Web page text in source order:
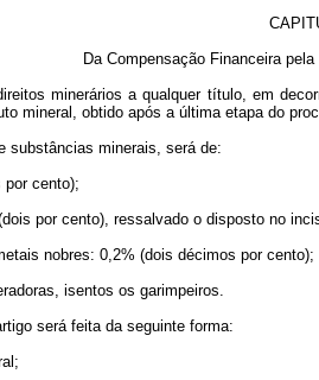
Da Compensação Financeira
minerários a qualquer título, em
mineral, obtido após a última etapa do
substâncias minerais, será de:
por cento);
por cento), ressalvado o disposto no
nobres: 0,2% (dois décimos por cento);
isentos os garimpeiros.
será feita da seguinte forma: